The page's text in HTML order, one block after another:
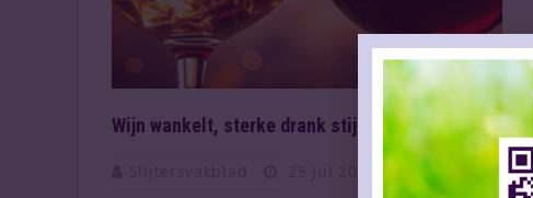
Wijn wankelt, sterke drank stijgt